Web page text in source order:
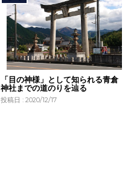
「目の神様」として知られる青倉
神社までの道のりを辿る
投稿日 : 2020/12/17